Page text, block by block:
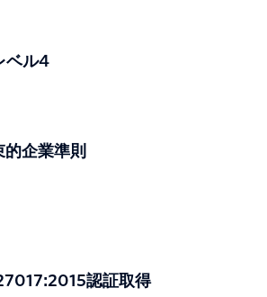
ベル4
企業準則
認証取得